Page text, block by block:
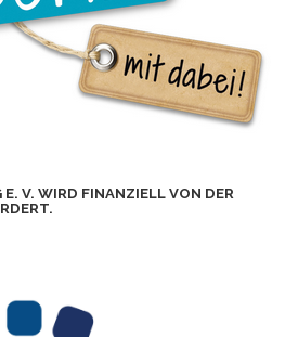
V. WIRD FINANZIELL VON DER